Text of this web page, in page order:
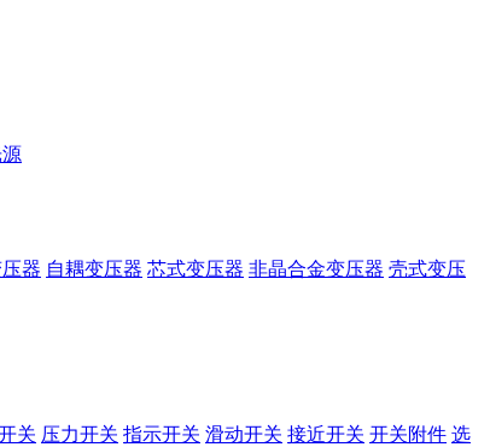
器 自耦变压器 芯式变压器 非晶合金变压器 壳式变压
关 压力开关 指示开关 滑动开关 接近开关 开关附件 选